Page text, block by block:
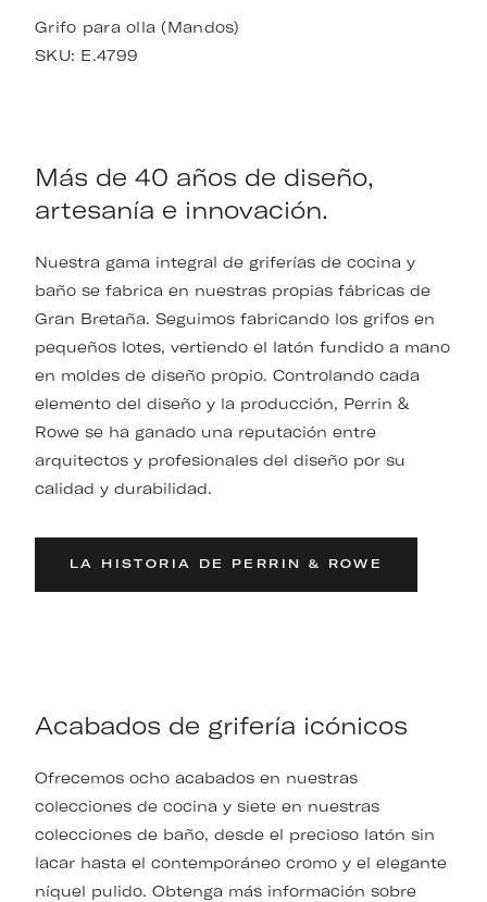
Grifo para olla (Mandos)
SKU: E.4799
Más de 40 años de diseño,
artesanía e innovación.
Nuestra gama integral de griferías de cocina y
baño se fabrica en nuestras propias fábricas de
Gran Bretaña. Seguimos fabricando los grifos en
pequeños lotes, vertiendo el latón fundido a mano
en moldes de diseño propio. Controlando cada
elemento del diseño y la producción, Perrin &
Rowe se ha ganado una reputación entre
arquitectos y profesionales del diseño por su
calidad y durabilidad.
LA HISTORIA DE PERRIN & ROWE
Acabados de grifería icónicos
Ofrecemos ocho acabados en nuestras
colecciones de cocina y siete en nuestras
colecciones de baño, desde el precioso latón sin
lacar hasta el contemporáneo cromo y el elegante
níquel pulido. Obtenga más información sobre